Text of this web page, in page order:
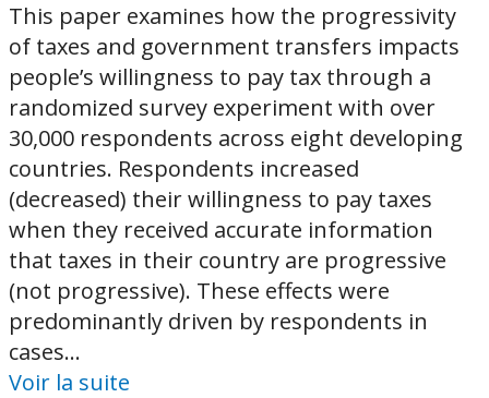
This paper examines how the progressivity
of taxes and government transfers impacts
people’s willingness to pay tax through a
randomized survey experiment with over
30,000 respondents across eight developing
countries. Respondents increased
(decreased) their willingness to pay taxes
when they received accurate information
that taxes in their country are progressive
(not progressive). These effects were
predominantly driven by respondents in
cases...
Voir la suite